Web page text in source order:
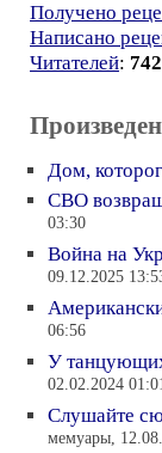
Получено
Написано
Читателей:
Дом,
СВО
03:30
Война на
09.12.2025
06:56
У
02.02.2024
Слушайте
мемуары,